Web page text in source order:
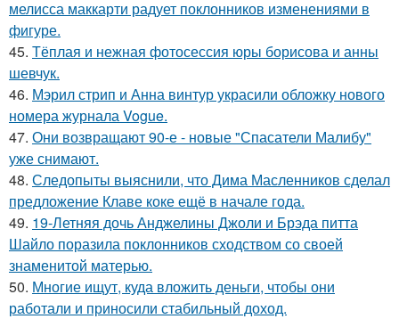
мелисса маккарти радует поклонников изменениями в
фигуре.
45. Тёплая и нежная фотосессия юры борисова и анны
шевчук.
46. Мэрил стрип и Анна винтур украсили обложку нового
номера журнала Vogue.
47. Они возвращают 90-е - новые "Спасатели Малибу"
уже снимают.
48. Следопыты выяснили, что Дима Масленников сделал
предложение Клаве коке ещё в начале года.
49. 19-Летняя дочь Анджелины Джоли и Брэда питта
Шайло поразила поклонников сходством со своей
знаменитой матерью.
50. Многие ищут, куда вложить деньги, чтобы они
работали и приносили стабильный доход.